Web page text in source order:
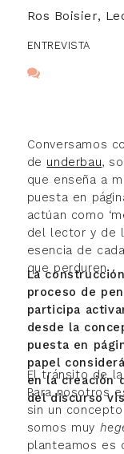
Ros Boisier,
ENTREVISTA
Conversamos
de underbau,
que enseña a
puesta en
actúan como
del lector y de
esencia de
que perduren
La
proceso de
participa
desde la
puesta en
papel
en la creación
del discurso
El tránsito de
Para nosotros
sin un
somos muy
planteamos es